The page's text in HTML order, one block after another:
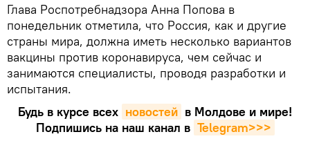
Глава Роспотребнадзора Анна Попова в
понедельник отметила, что Россия, как и другие
страны мира, должна иметь несколько вариантов
вакцины против коронавируса, чем сейчас и
занимаются специалисты, проводя разработки и
испытания.
Будь в курсе всех новостей в Молдове и мире!
Подпишись на наш канал в Telegram>>>